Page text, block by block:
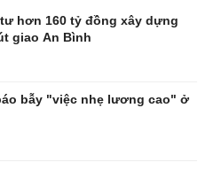
Giáo dục
Dự báo thời tiết
Biển đảo
hơn 160 tỷ đồng xây dựng
giao An Bình
bẫy "việc nhẹ lương cao" ở